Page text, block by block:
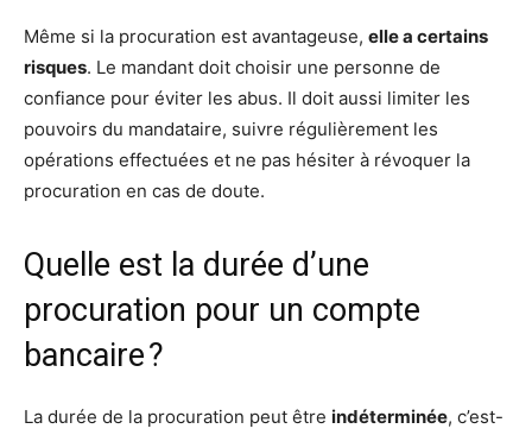
Même si la procuration est avantageuse, elle a certains
risques. Le mandant doit choisir une personne de
confiance pour éviter les abus. Il doit aussi limiter les
pouvoirs du mandataire, suivre régulièrement les
opérations effectuées et ne pas hésiter à révoquer la
procuration en cas de doute.
Quelle est la durée d’une
procuration pour un compte
bancaire ?
La durée de la procuration peut être indéterminée, c’est-